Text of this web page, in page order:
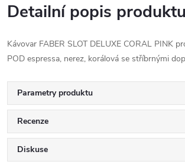
Detailní popis produktu
Kávovar FABER SLOT DELUXE CORAL PINK
POD espressa, nerez, korálová se stříbrnými
Parametry produktu
Recenze
Diskuse